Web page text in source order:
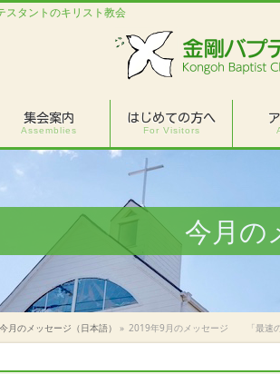
スタントのキリスト教会
集会案内
Assemblies
はじめての方へ
For Visitors
今月の
今月のメッセージ（日本語） » 2019年9月のメッセージ 「最速の